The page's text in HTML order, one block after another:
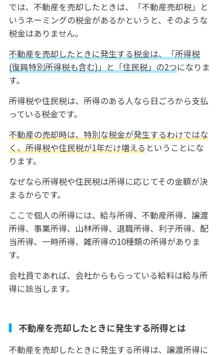
では、不動産を売却したときは、「不動産売却税」と
いうネーミングの税金があるかというと、そのような
税金はありません。
不動産を売却したときに発生する税金は、「所得税
(復興特別所得税も含む)」と「住民税」の2つになりま
す。
所得税や住民税は、所得のある人なら日ごろから支払
っている税金です。
不動産の売却時は、特別な税金が発生するわけではな
く、所得税や住民税が1年だけ増えるということにな
ります。
なぜなら所得税や住民税は所得に応じてその金額が決
まるからです。
ここで個人の所得には、給与所得、不動産所得、譲渡
所得、事業所得、山林所得、退職所得、利子所得、配
当所得、一時所得、雑所得の10種類の所得がありま
す。
会社員であれば、会社からもらっている給料は給与所
得に該当します。
不動産を売却したときに発生する所得とは
不動産を売却したときに発生する所得は、譲渡所得に